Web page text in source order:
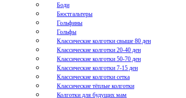
Боди
Бюстгальтеры
Гольфины
Гольфы
Классические колготки свыше 80 ден
Классические колготки 20-40 ден
Классические колготки 50-70 ден
Классические колготки 7-15 ден
Классические колготки сетка
Классические тёплые колготки
Колготки для будущих мам